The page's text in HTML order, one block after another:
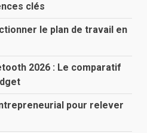
clés
le plan de travail en
2026 : Le comparatif
pour relever